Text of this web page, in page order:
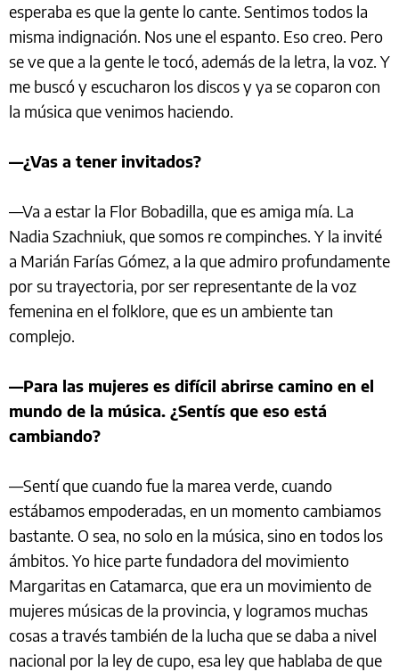
esperaba es que la gente lo cante. Sentimos todos la
misma indignación. Nos une el espanto. Eso creo. Pero
se ve que a la gente le tocó, además de la letra, la voz. Y
me buscó y escucharon los discos y ya se coparon con
la música que venimos haciendo.
—¿Vas a tener invitados?
—Va a estar la Flor Bobadilla, que es amiga mía. La
Nadia Szachniuk, que somos re compinches. Y la invité
a Marián Farías Gómez, a la que admiro profundamente
por su trayectoria, por ser representante de la voz
femenina en el folklore, que es un ambiente tan
complejo.
—Para las mujeres es difícil abrirse camino en el
mundo de la música. ¿Sentís que eso está
cambiando?
—Sentí que cuando fue la marea verde, cuando
estábamos empoderadas, en un momento cambiamos
bastante. O sea, no solo en la música, sino en todos los
ámbitos. Yo hice parte fundadora del movimiento
Margaritas en Catamarca, que era un movimiento de
mujeres músicas de la provincia, y logramos muchas
cosas a través también de la lucha que se daba a nivel
nacional por la ley de cupo, esa ley que hablaba de que